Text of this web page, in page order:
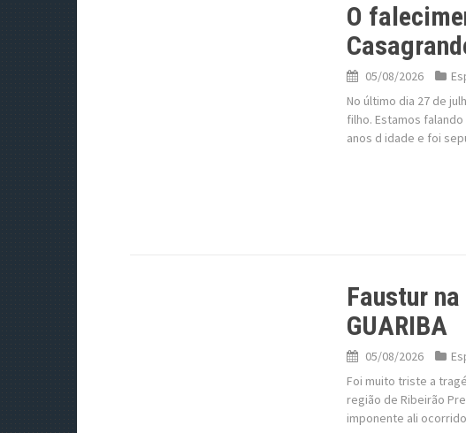
O
05/08/2026
No último dia 27 de
filho. Estamos
anos d idade e foi
Faustur
GUARIBA
05/08/2026
Foi muito triste a
região de Ribeirão
imponente ali